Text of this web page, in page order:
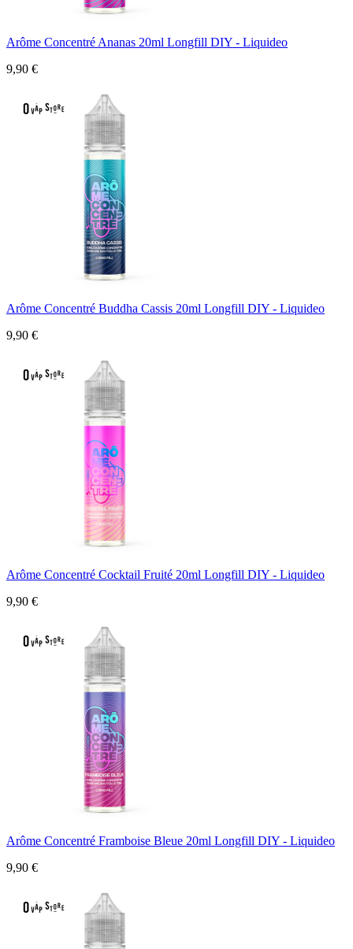
Arôme Concentré Ananas 20ml Longfill DIY - Liquideo
9,90 €
Arôme Concentré Buddha Cassis 20ml Longfill DIY - Liquideo
9,90 €
Arôme Concentré Cocktail Fruité 20ml Longfill DIY - Liquideo
9,90 €
Arôme Concentré Framboise Bleue 20ml Longfill DIY - Liquideo
9,90 €